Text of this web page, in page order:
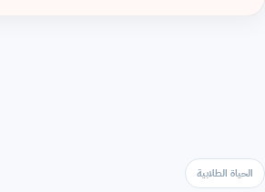
الحياة الطلابية